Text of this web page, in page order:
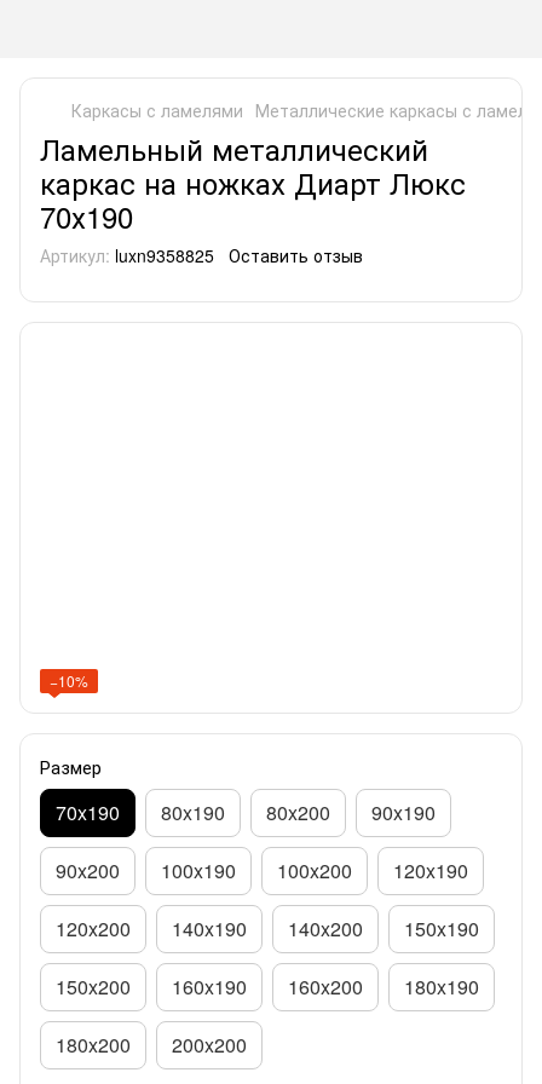
Каркасы с ламелями Металлические каркасы с
Ламельный металлический
каркас на ножках Диарт Люкс
70х190
Артикул: luxn9358825 Оставить отзыв
−10%
Размер
70x190 80x190 80x200 90x190
90x200 100x190 100x200 120x190
120x200 140x190 140x200 150x190
150x200 160x190 160x200 180x190
180x200 200x200